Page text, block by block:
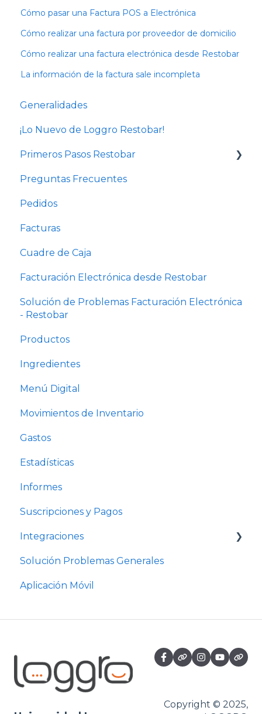
Cómo pasar una Factura POS a Electrónica
Cómo realizar una factura por proveedor de domicilio
Cómo realizar una factura electrónica desde Restobar
La información de la factura sale incompleta
Generalidades
¡Lo Nuevo de Loggro Restobar!
Primeros Pasos Restobar
Cursos de administración de Restaurantes y
Preguntas Frecuentes
Pedidos
Facturas
Cuadre de Caja
Facturación Electrónica desde Restobar
Solución de Problemas Facturación Electrónica
- Restobar
Productos
Ingredientes
Menú Digital
Movimientos de Inventario
Gastos
Estadísticas
Informes
Suscripciones y Pagos
Integraciones
Integración Restobar - Pymes
Solución Problemas Generales
Aplicación Móvil
Copyright © 2025,